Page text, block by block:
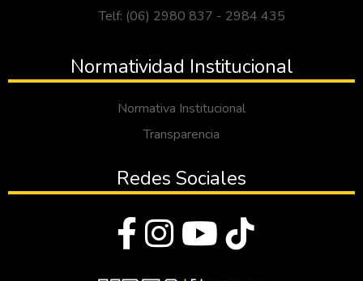
Telf: (06) 2980 837 - 2984 435
Normatividad Institucional
Normativa Institucional
Transparencia
Redes Sociales